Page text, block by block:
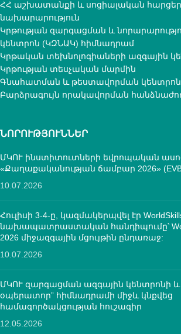
ՀՀ աշխատանքի և սոցիալական
նախարարություն
Կրթության զարգացման և
կենտրոն (ԿԶՆԱԿ) հիմնադրամ
Կրթական տեխնոլոգիաների ազգային
Կրթության տեսչական մարմին
Գնահատման և թեստավորման կենտրոն
Բարձրագույն որակավորման
ՆՈՐՈՒԹՅՈՒՆՆԵՐ
ՄԿՈՒ ինստիտուտների եվրոպական
«Քաղաքականության ճամբար 2026» (EVBB
10.07.2026
Հուլիսի 3-4-ը, կազմակերպվել էր
նախապատրաստական հանդիպումը՝
2026 միջազգային մցույթին ընդառաջ:
10.07.2026
ՄԿՈՒ զարգացման ազգային կենտրոնի և
օպերատոր” հիմնադրամի միջև կնքվեց
համագործակցության հուշագիր
12.05.2026